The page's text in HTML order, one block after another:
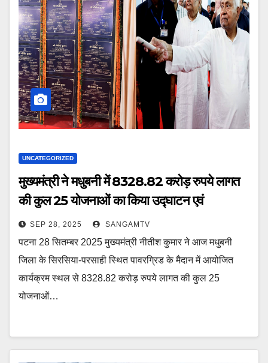
UNCATEGORIZED
मुख्यमंत्री ने मधुबनी में 8328.82 करोड़ रुपये लागत
की कुल 25 योजनाओं का किया उद्घाटन एवं
शिलान्यास, लाभुकों से किया संवाद
SEP 28, 2025 SANGAMTV
पटना 28 सितम्बर 2025 मुख्यमंत्री नीतीश कुमार ने आज मधुबनी
जिला के सिरसिया-परसाही स्थित पावरग्रिड के मैदान में आयोजित
कार्यक्रम स्थल से 8328.82 करोड़ रुपये लागत की कुल 25
योजनाओं…